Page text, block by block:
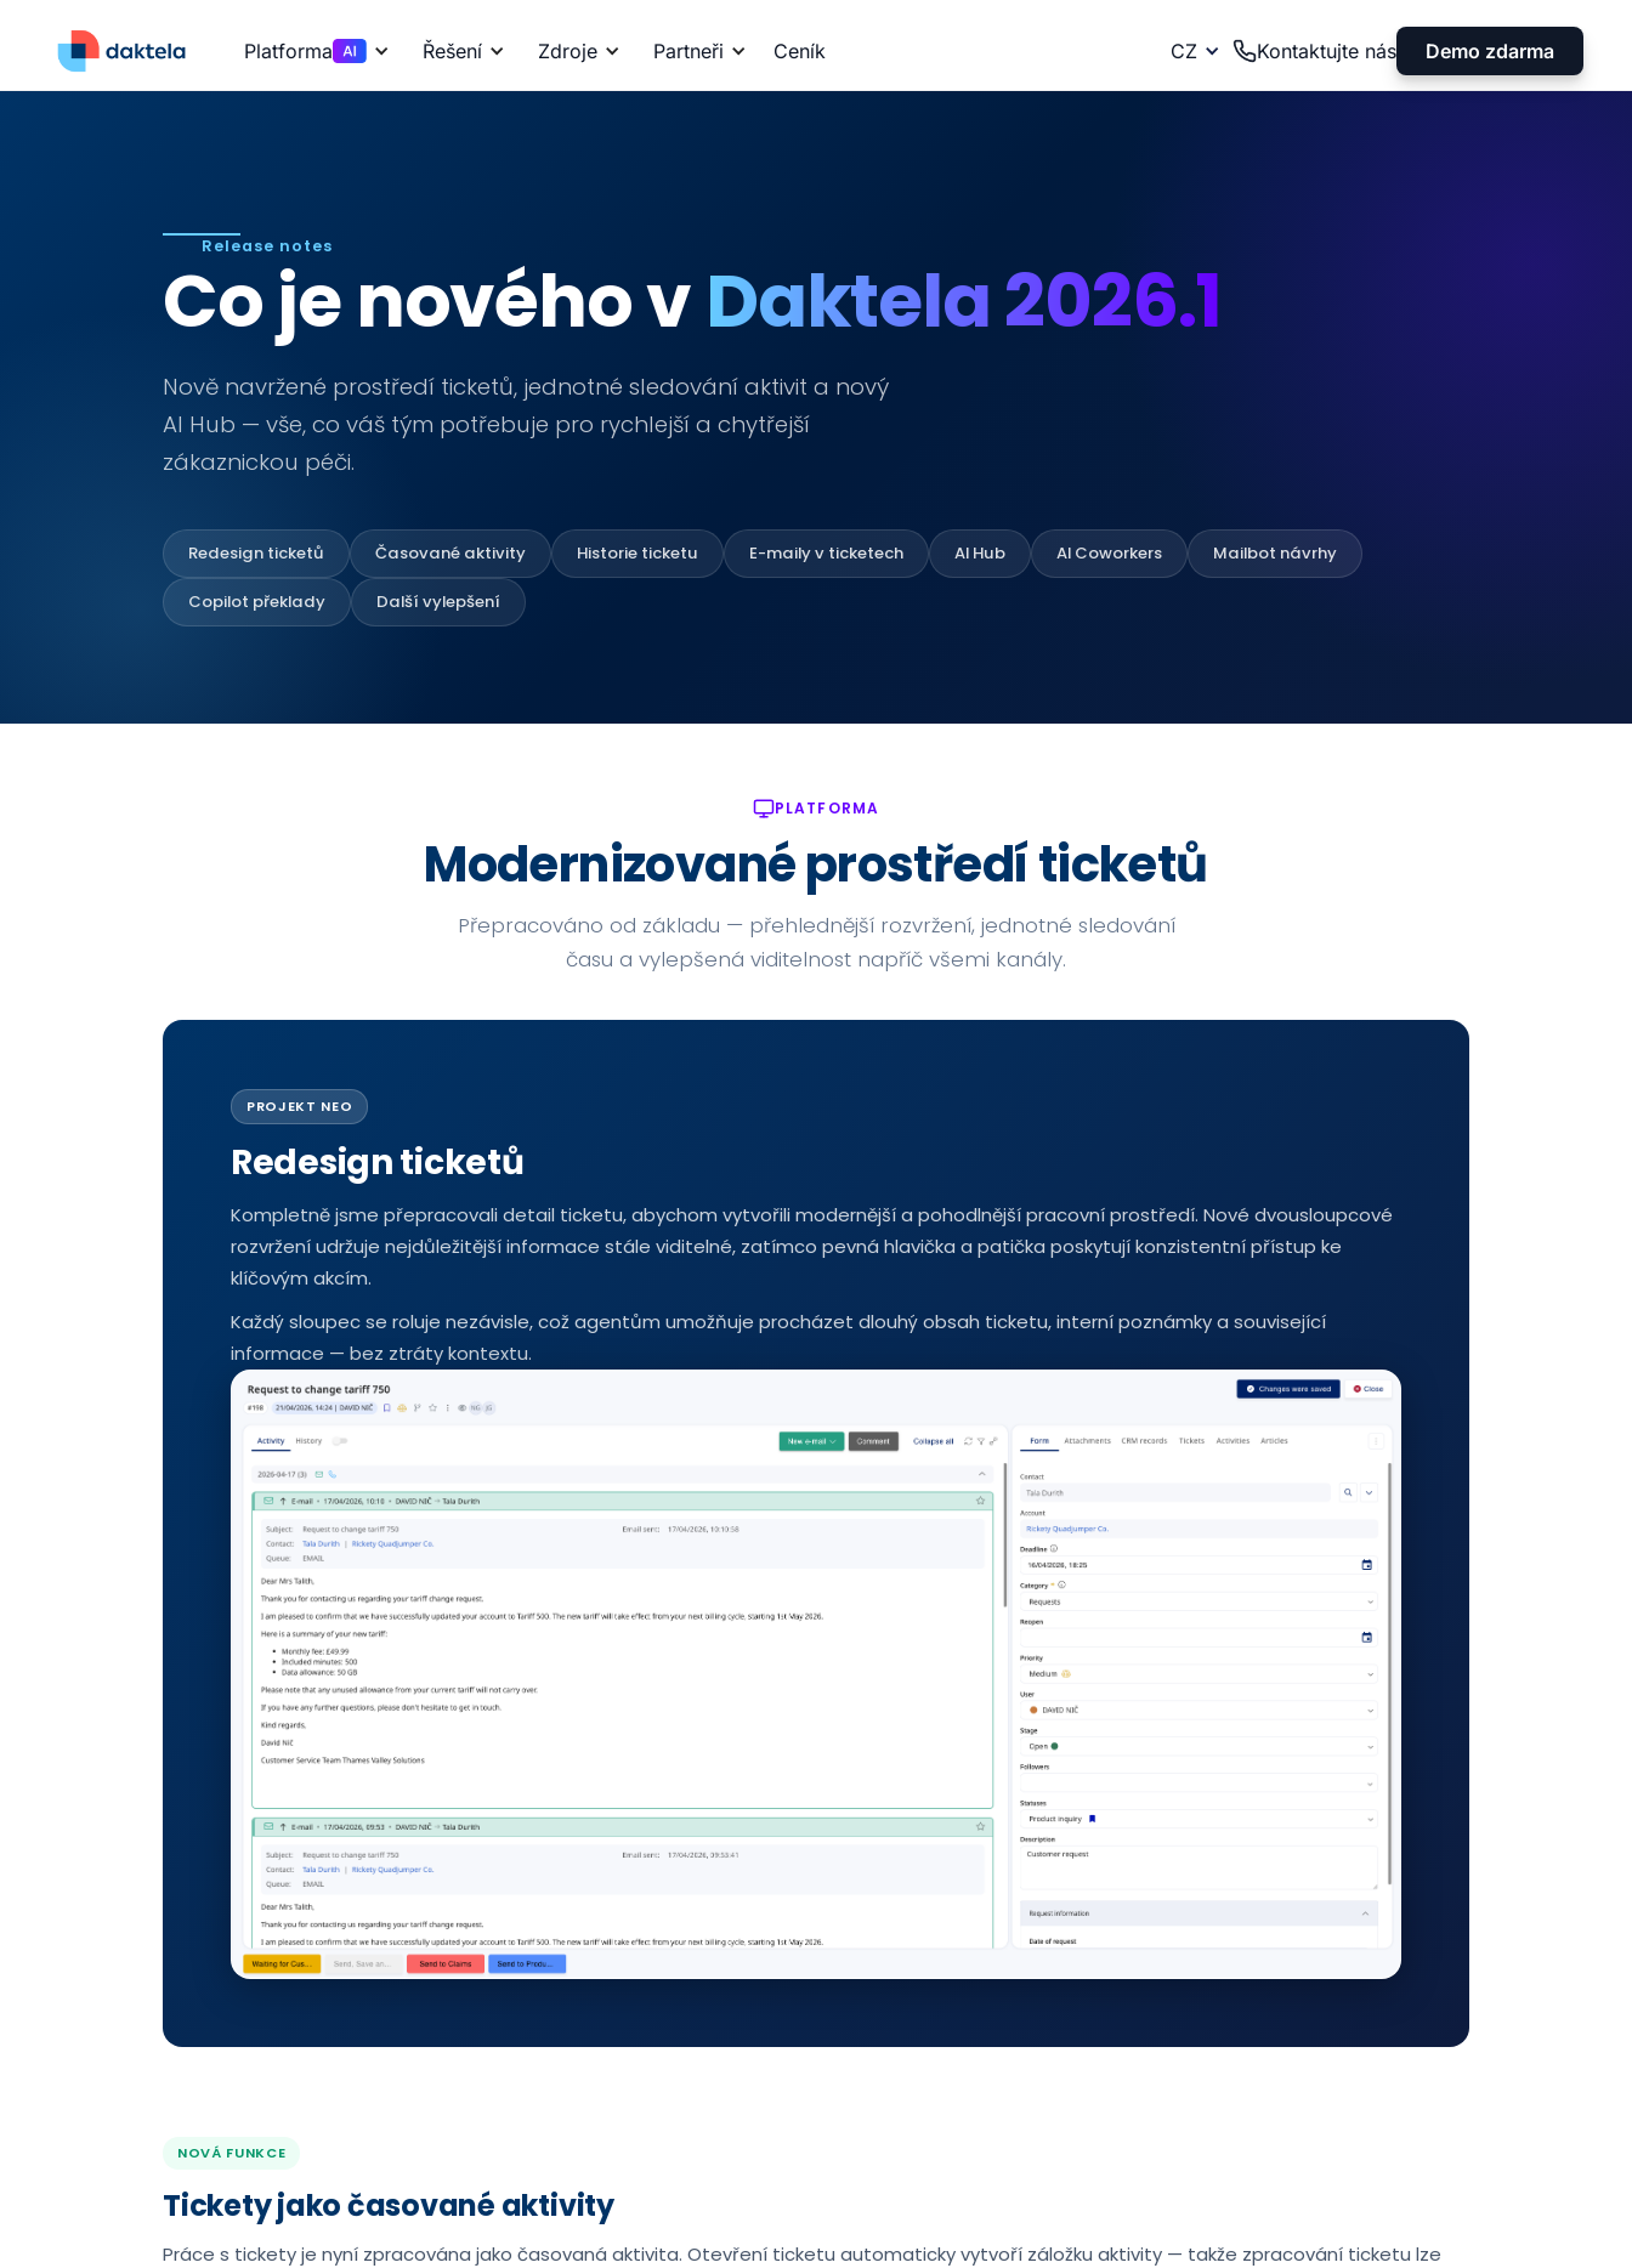
Platforma Řešení Zdroje Partneři Ceník CZ Kontaktujte nás Demo zdarma
Release notes
Co je nového vDaktela 2026.1
Nově navržené prostředí ticketů, jednotné sledování aktivit a nový
AI Hub — vše, co váš tým potřebuje pro rychlejší a chytřejší
zákaznickou péči.
Redesign ticketů Časované aktivity Historie ticketu E-maily v ticketech AI Hub AI Coworkers Mailbot návrhy
Copilot překlady Další vylepšení
PLATFORMA
Modernizované prostředí ticketů
Přepracováno od základu — přehlednější rozvržení, jednotné sledování
času a vylepšená viditelnost napříč všemi kanály.
PROJEKT NEO
Redesign ticketů
Kompletně jsme přepracovali detail ticketu, abychom vytvořili modernější a pohodlnější pracovní prostředí. Nové dvousloupcové
rozvržení udržuje nejdůležitější informace stále viditelné, zatímco pevná hlavička a patička poskytují konzistentní přístup ke
klíčovým akcím.
Každý sloupec se roluje nezávisle, což agentům umožňuje procházet dlouhý obsah ticketu, interní poznámky a související
informace — bez ztráty kontextu.
NOVÁ FUNKCE
Tickety jako časované aktivity
Práce s tickety je nyní zpracována jako časovaná aktivita. Otevření ticketu automaticky vytvoří záložku aktivity — takže zpracování ticketu lze